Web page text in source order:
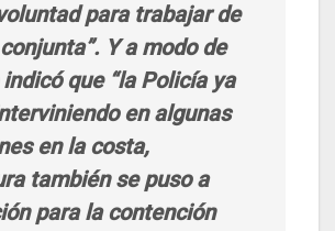
para trabajar de
Y a modo de
que “la Policía ya
en algunas
en la costa,
también se puso a
para la contención